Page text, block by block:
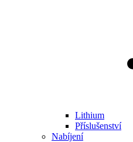
Lithium
Příslušenství
Nabíjení